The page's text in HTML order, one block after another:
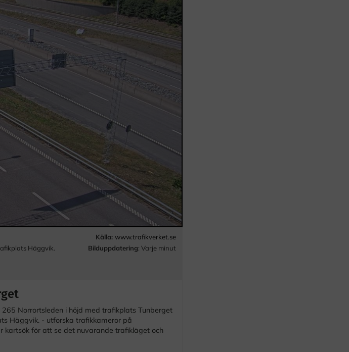
Häggvik.
Källa: www.trafikverket.se
Bilduppdatering: Varje minut
Norrortsleden i höjd med trafikplats Tunberget
Häggvik. - utforska trafikkameror på
kartsök för att se det nuvarande trafikläget och